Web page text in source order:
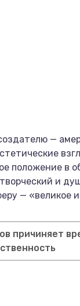
—
положение в
и
— «великое
причиняет